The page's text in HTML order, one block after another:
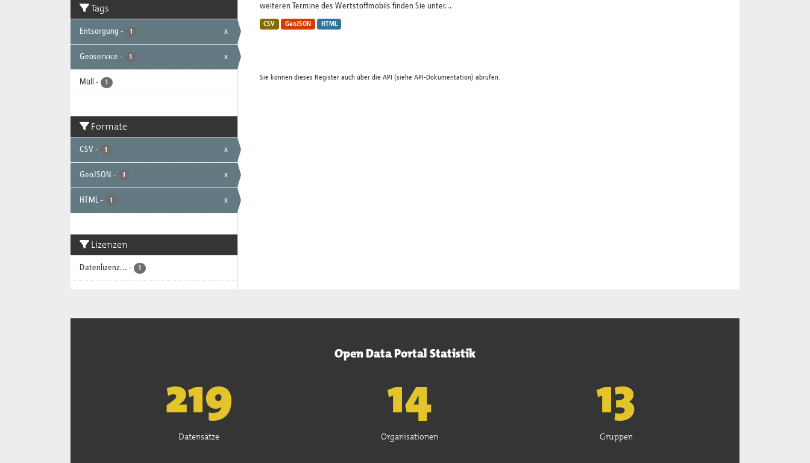
Tags
Entsorgung - 1 x
Geoservice - 1 x
Müll - 1
Formate
CSV - 1 x
GeoJSON - 1 x
HTML - 1 x
Lizenzen
Datenlizenz... - 1
weiteren Termine des Wertstoffmobils finden Sie unter...
CSV GeoJSON HTML
Sie können dieses Register auch über die API (siehe API-Dokumentation) abrufen.
Open Data Portal Statistik
222
Datensätze
15
Organisationen
13
Gruppen